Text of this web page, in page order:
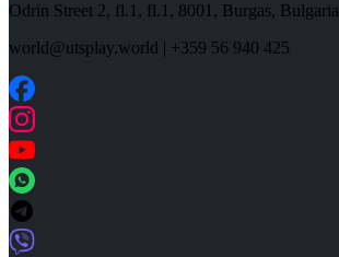
Odrin Street 2, fl.1 , fl.1, 8001 , Burgas, Bulgaria
world@utsplay.world | +359 56 940 425